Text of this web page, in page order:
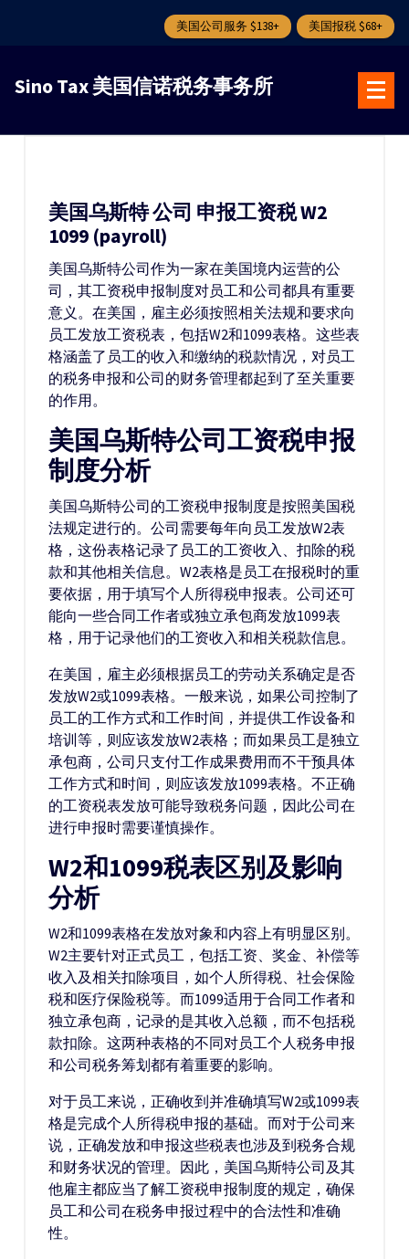
美国公司服务 $138+ 美国报税 $68+
Sino Tax 美国信诺税务事务所
美国乌斯特 公司 申报工资税 W2
1099 (payroll)
美国乌斯特公司作为一家在美国境内运营的公
司，其工资税申报制度对员工和公司都具有重要
意义。在美国，雇主必须按照相关法规和要求向
员工发放工资税表，包括W2和1099表格。这些表
格涵盖了员工的收入和缴纳的税款情况，对员工
的税务申报和公司的财务管理都起到了至关重要
的作用。
美国乌斯特公司工资税申报
制度分析
美国乌斯特公司的工资税申报制度是按照美国税
法规定进行的。公司需要每年向员工发放W2表
格，这份表格记录了员工的工资收入、扣除的税
款和其他相关信息。W2表格是员工在报税时的重
要依据，用于填写个人所得税申报表。公司还可
能向一些合同工作者或独立承包商发放1099表
格，用于记录他们的工资收入和相关税款信息。
在美国，雇主必须根据员工的劳动关系确定是否
发放W2或1099表格。一般来说，如果公司控制了
员工的工作方式和工作时间，并提供工作设备和
培训等，则应该发放W2表格；而如果员工是独立
承包商，公司只支付工作成果费用而不干预具体
工作方式和时间，则应该发放1099表格。不正确
的工资税表发放可能导致税务问题，因此公司在
进行申报时需要谨慎操作。
W2和1099税表区别及影响
分析
W2和1099表格在发放对象和内容上有明显区别。
W2主要针对正式员工，包括工资、奖金、补偿等
收入及相关扣除项目，如个人所得税、社会保险
税和医疗保险税等。而1099适用于合同工作者和
独立承包商，记录的是其收入总额，而不包括税
款扣除。这两种表格的不同对员工个人税务申报
和公司税务筹划都有着重要的影响。
对于员工来说，正确收到并准确填写W2或1099表
格是完成个人所得税申报的基础。而对于公司来
说，正确发放和申报这些税表也涉及到税务合规
和财务状况的管理。因此，美国乌斯特公司及其
他雇主都应当了解工资税申报制度的规定，确保
员工和公司在税务申报过程中的合法性和准确
性。